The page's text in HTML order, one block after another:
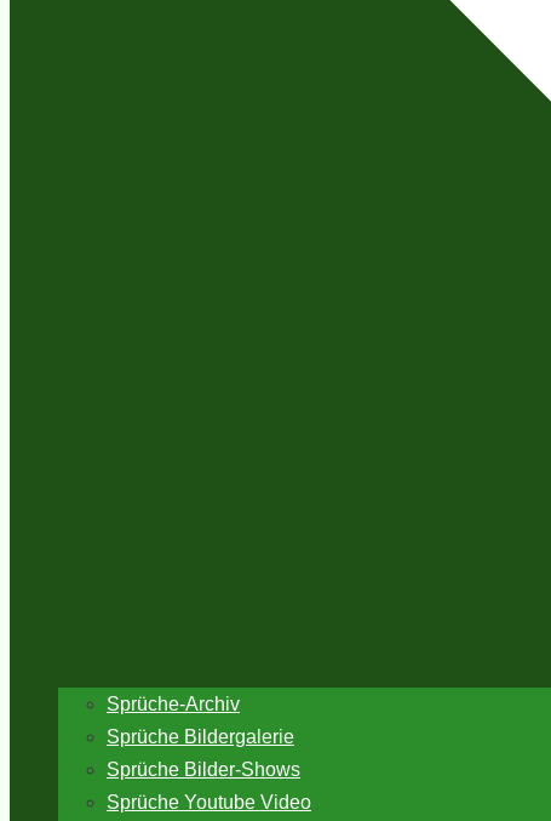
Sprüche-Archiv
Sprüche Bildergalerie
Sprüche Bilder-Shows
Sprüche Youtube Video